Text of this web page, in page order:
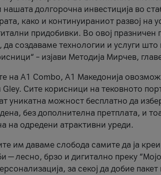
нашата долгорочна инвестиција во
како и континуираниот развој на
придобивки. Во овој
да создаваме технологии и услуги
– изјави Методија Мирчев,
на A1 Combo, А1 Македонија
Gley. Сите корисници на тековното
уникатна можност бесплатно да
без дополнителна претплата, и
на одредени атрактивни уреди.
им даваме слобода самите да ја
— лесно, брзо и дигитално преку
за секој да добие